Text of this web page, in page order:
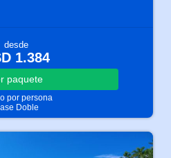
desde
1.384
paquete
por persona
Doble